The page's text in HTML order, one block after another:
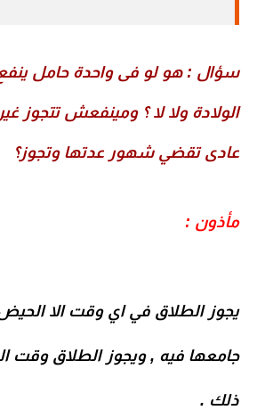
سؤال : هو لو فى واحدة حامل
الولادة ولا لا ؟ومينفعش تتجوز غير
عادى تقضي شهور عدتها وتجوز؟
مأذون :
يجوز الطلاق في اي وقت الا
جامعها فيه , ويجوز الطلاق وقت
ذلك .